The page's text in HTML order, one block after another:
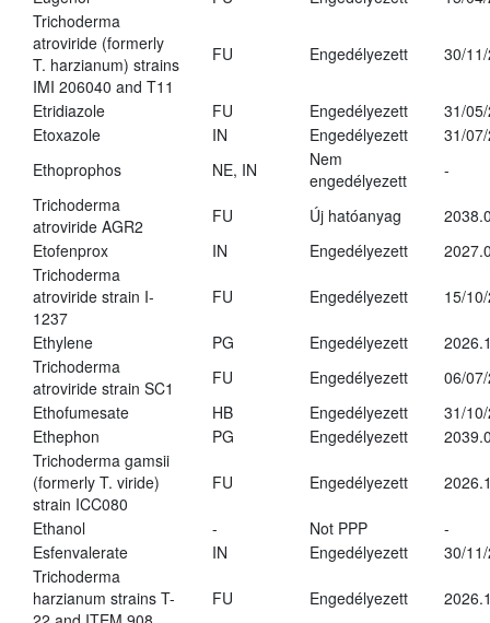
Trichoderma
atroviride (formerly
T. harzianum) strains
IMI 206040 and T11
FU Engedélyezett 30/
Etridiazole FU Engedélyezett
31/
Etoxazole
IN Engedélyezett
31/
Ethoprophos
NE, IN
Nem
engedélyezett
-
Trichoderma
atroviride AGR2
FU Új hatóanyag
Etofenprox
IN Engedélyezett
Trichoderma
atroviride strain I-
1237
FU Engedélyezett 15/
Ethylene PG Engedélyezett
Trichoderma
atroviride strain SC1
FU Engedélyezett
06/
Ethofumesate
HB Engedélyezett
31/
Ethephon
PG Engedélyezett
Trichoderma gamsii
(formerly T. viride)
strain ICC080
FU Engedélyezett
Ethanol - Not PPP
-
Esfenvalerate
IN Engedélyezett
30/
Trichoderma
harzianum strains T-
FU Engedélyezett